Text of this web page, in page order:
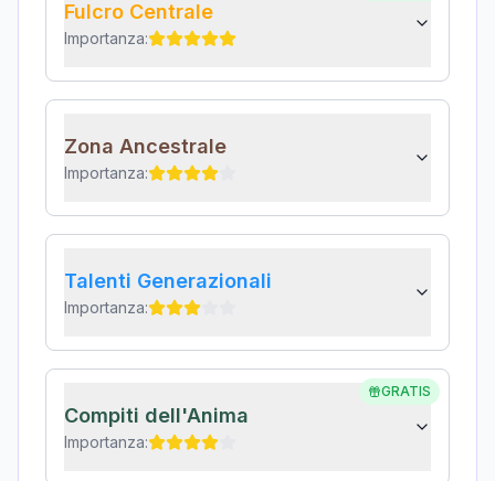
Fulcro Centrale
Importanza:
Zona Ancestrale
Importanza:
Talenti Generazionali
Importanza:
GRATIS
Compiti dell'Anima
Importanza: